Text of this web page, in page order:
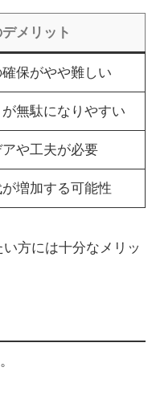
メリット
保がやや難しい
無駄になりやすい
や工夫が必要
増加する可能性
方には十分なメリッ